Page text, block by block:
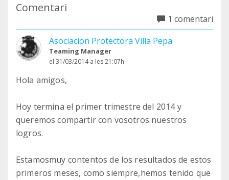
Comentari
1 comentari
Asociacion Protectora Villa Pepa
Teaming Manager
el 31/03/2014 a les 21:07h
Hola amigos,
Hoy termina el primer trimestre del 2014 y
queremos compartir con vosotros nuestros
logros.
Estamosmuy contentos de los resultados de estos
primeros meses, como siempre,hemos tenido que